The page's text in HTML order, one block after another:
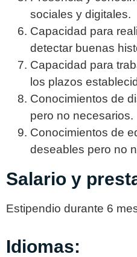
sociales y digitales.
Capacidad para
detectar buenas
Capacidad para
los plazos
Conocimientos de
pero no necesarios.
Conocimientos de
deseables pero no
Salario y
Estipendio durante 6
Idiomas: